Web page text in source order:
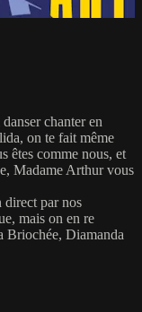
chanter en
on te fait même
êtes comme nous, et
Madame Arthur vous
direct par nos
mais on en re
Briochée, Diamanda